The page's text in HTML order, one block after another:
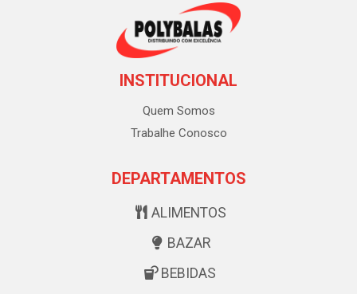
INSTITUCIONAL
Quem Somos
Trabalhe Conosco
DEPARTAMENTOS
ALIMENTOS
BAZAR
BEBIDAS